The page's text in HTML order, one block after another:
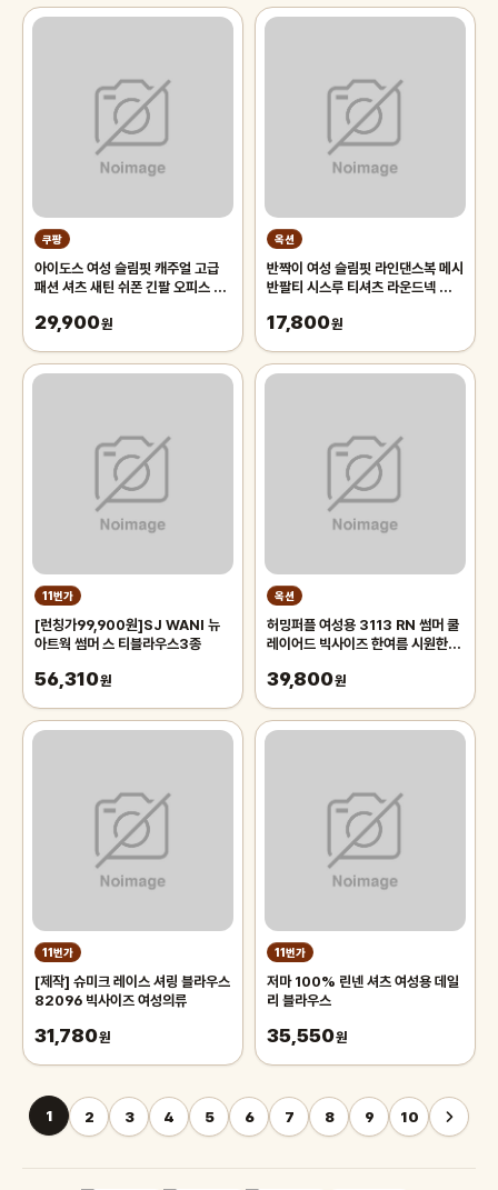
쿠팡
아이도스 여성 슬림핏 캐주얼 고급
패션 셔츠 새틴 쉬폰 긴팔 오피스 정
29,900원
옥션
반짝이 여성 슬림핏 라인댄스복 메시
반팔티 시스루 티셔츠 라운드넥 반짝
17,800원
11번가
[런칭가99,900원]SJ WANI 뉴
아트웍 썸머 스 티블라우스3종
56,310원
옥션
허밍퍼플 여성용 3113 RN 썸머 쿨
레이어드 빅사이즈 한여름 시원한 스
39,800원
11번가
[제작] 슈미크 레이스 셔링 블라우스
82096 빅사이즈 여성의류
31,780원
11번가
저마 100% 린넨 셔츠 여성용 데일
리 블라우스
35,550원
1 2 3 4 5 6 7 8 9 10